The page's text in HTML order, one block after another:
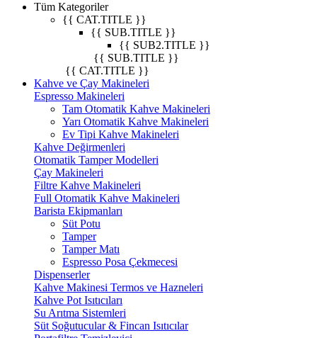
Tüm Kategoriler
{{ CAT.TITLE }}
{{ SUB.TITLE }}
{{ SUB2.TITLE }}
{{ SUB.TITLE }}
{{ CAT.TITLE }}
Kahve ve Çay Makineleri
Espresso Makineleri
Tam Otomatik Kahve Makineleri
Yarı Otomatik Kahve Makineleri
Ev Tipi Kahve Makineleri
Kahve Değirmenleri
Otomatik Tamper Modelleri
Çay Makineleri
Filtre Kahve Makineleri
Full Otomatik Kahve Makineleri
Barista Ekipmanları
Süt Potu
Tamper
Tamper Matı
Espresso Posa Çekmecesi
Dispenserler
Kahve Makinesi Termos ve Hazneleri
Kahve Pot Isıtıcıları
Su Arıtma Sistemleri
Süt Soğutucular & Fincan Isıtıcılar